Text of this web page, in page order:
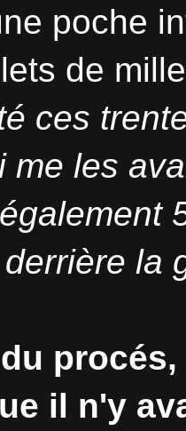
poche
de
ces
me les
la
il n'y